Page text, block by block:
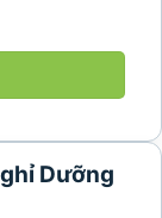
bản làng
Dưỡng